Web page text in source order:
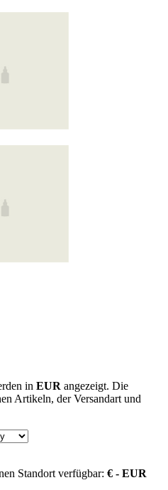
in EUR angezeigt. Die
Artikeln, der Versandart und
Standort verfügbar: € - EUR